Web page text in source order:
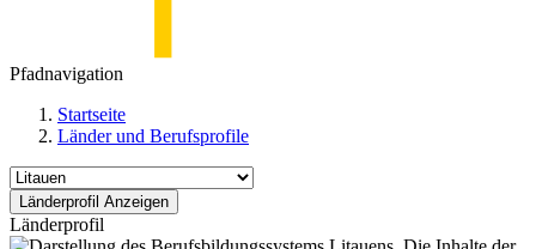
Pfadnavigation
Startseite
Länder und Berufsprofile
Länderprofil